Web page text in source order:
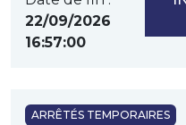
22/09/2026
16:57:00
ARRÊTÉS TEMPORAIRES